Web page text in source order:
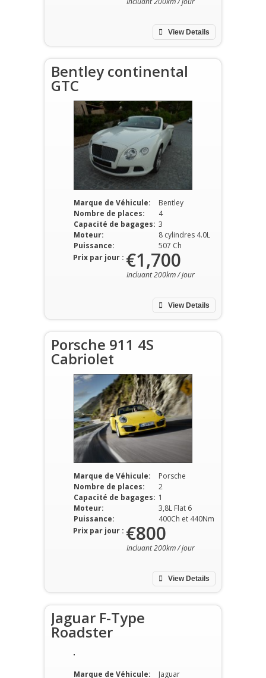
View Details
Bentley continental
GTC
Marque de Véhicule:
Bentley
Nombre de places:
4
Capacité de bagages: 3
Moteur:
8 cylindres 4.0L
Puissance:
507 Ch
View Details
Prix par jour : €1,700
Incluant 200km / jour
Porsche 911 4S
Cabriolet
Marque de Véhicule:
Porsche
Nombre de places:
2
Capacité de bagages: 1
Moteur:
3,8L Flat 6
Puissance:
400Ch et 440Nm
View Details
Prix par jour : €800
Incluant 200km / jour
Jaguar F-Type
Roadster
Marque de Véhicule: Jaguar